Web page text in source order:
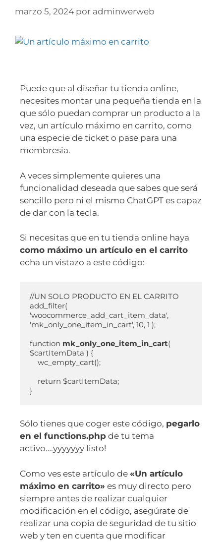
marzo 5, 2024 por adminwerweb
Puede que al diseñar tu tienda online,
necesites montar una pequeña tienda en la
que sólo puedan comprar un producto a la
vez, un artículo máximo en carrito, como
una especie de ticket o pase para una
membresia.
A veces simplemente quieres una
funcionalidad deseada que sabes que será
sencillo pero ni el mismo ChatGPT es capaz
de dar con la tecla.
Si necesitas que en tu tienda online haya
como máximo un artículo en el carrito
echa un vistazo a este código:
//UN SOLO PRODUCTO EN EL CARRITO
add_filter(
'woocommerce_add_cart_item_data',
'mk_only_one_item_in_cart', 10, 1 );
function mk_only_one_item_in_cart(
$cartItemData ) {
Sólo tienes que coger este código, pegarlo
en el functions.php de tu tema
activo….yyyyyyy listo!
Como ves este artículo de «Un artículo
máximo en carrito» es muy directo pero
siempre antes de realizar cualquier
modificación en el código, asegúrate de
realizar una copia de seguridad de tu sitio
web y ten en cuenta que modificar